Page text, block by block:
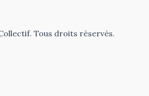
Tous droits réservés.